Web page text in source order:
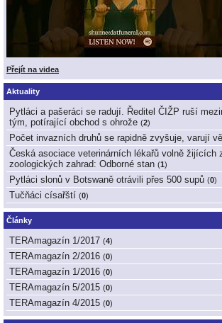
Přejít na videa
Aktuality
Pytláci a pašeráci se radují. Ředitel ČIŽP ruší
tým, potírající obchod s ohrože (2)
Počet invazních druhů se rapidně zvyšuje, varují
Česká asociace veterinárních lékařů volně žijících
zoologických zahrad: Odborné stan (1 )
Pytláci slonů v Botswaně otrávili přes 500 supů (0)
Tučňáci císařští (0)
Články
TERAmagazín 1/2017 (4)
TERAmagazín 2/2016 (0)
TERAmagazín 1/2016 (0)
TERAmagazín 5/2015 (0)
TERAmagazín 4/2015 (0)